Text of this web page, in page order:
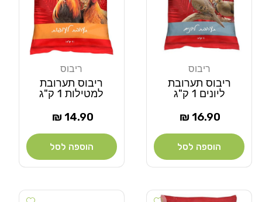
ריבוס
ריבוס תערובת
ליונים 1 ק"ג
מחיר
16.90 ₪
הוספה לסל
ריבוס
ריבוס תערובת
למטילות 1 ק"ג
מחיר
14.90 ₪
הוספה לסל
Add wishlist
Add wishlist